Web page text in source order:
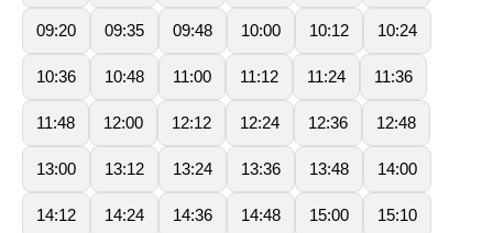
09:20 09:35 09:48 10:00 10:12 10:24
10:36 10:48 11:00 11:12 11:24 11:36
11:48 12:00 12:12 12:24 12:36 12:48
13:00 13:12 13:24 13:36 13:48 14:00
14:12 14:24 14:36 14:48 15:00 15:10